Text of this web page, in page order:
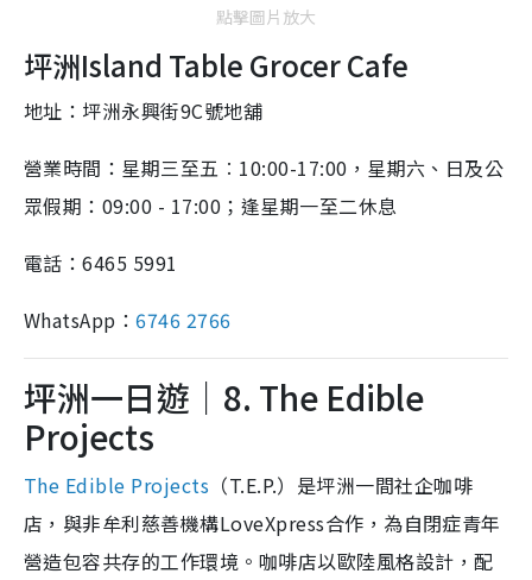
點擊圖片放大
坪洲Island Table Grocer Cafe
地址：坪洲永興街9C號地舖
營業時間：星期三至五︰10:00-17:00，星期六、日及公
眾假期：09:00 - 17:00；逢星期一至二休息
電話：6465 5991
WhatsApp：6746 2766
坪洲一日遊｜8. The Edible
Projects
The Edible Projects （T.E.P.）是坪洲一間社企咖啡
店，與非牟利慈善機構LoveXpress合作，為自閉症青年
營造包容共存的工作環境。咖啡店以歐陸風格設計，配